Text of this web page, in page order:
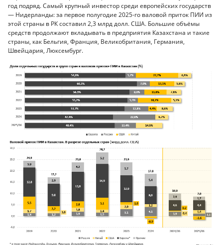
год подряд. Самый крупный инвестор среди европейских государств
— Нидерланды: за первое полугодие 2025-го валовой приток ПИИ из
этой страны в РК составил 2,3 млрд долл. США. Большие объёмы
средств продолжают вкладывать в предприятия Казахстана и такие
страны, как Бельгия, Франция, Великобритания, Германия,
Швейцария, Люксембург.